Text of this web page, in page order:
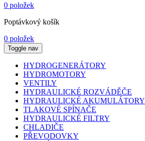
0 položek
Poptávkový košík
0 položek
Toggle nav
HYDROGENERÁTORY
HYDROMOTORY
VENTILY
HYDRAULICKÉ ROZVÁDĚČE
HYDRAULICKÉ AKUMULÁTORY
TLAKOVÉ SPÍNAČE
HYDRAULICKÉ FILTRY
CHLADIČE
PŘEVODOVKY